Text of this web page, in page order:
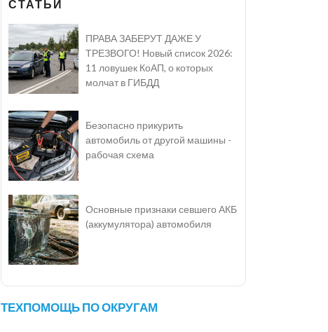
СТАТЬИ
ПРАВА ЗАБЕРУТ ДАЖЕ У
ТРЕЗВОГО! Новый список 2026:
11 ловушек КоАП, о которых
молчат в ГИБДД
Безопасно прикурить
автомобиль от другой машины -
рабочая схема
Основные признаки севшего АКБ
(аккумулятора) автомобиля
ТЕХПОМОЩЬ ПО ОКРУГАМ